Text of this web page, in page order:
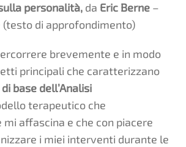
personalità, da Eric Berne –
(testo di approfondimento)
brevemente e in modo
principali che caratterizzano
base dell’Analisi
terapeutico che
affascina e che con piacere
i miei interventi durante le